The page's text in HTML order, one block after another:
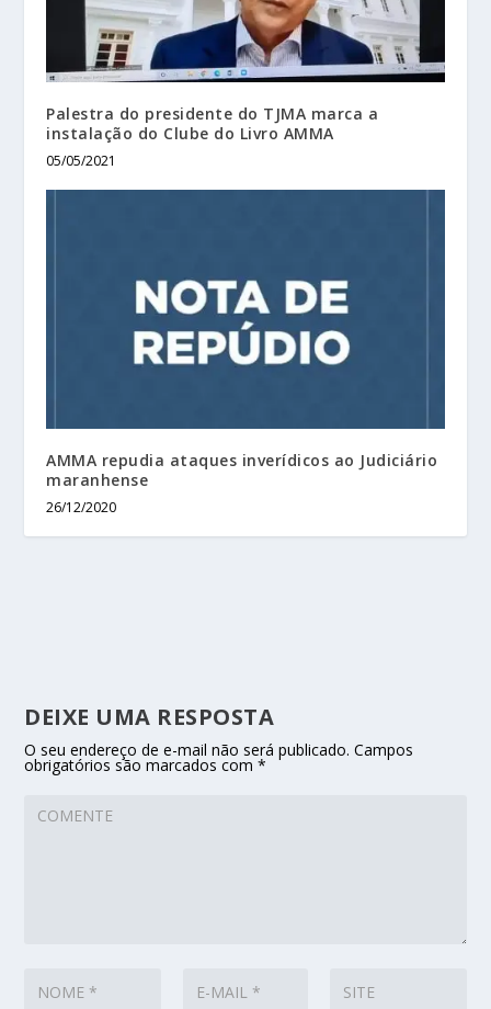
Palestra do presidente do TJMA marca a
instalação do Clube do Livro AMMA
05/05/2021
AMMA repudia ataques inverídicos ao Judiciário
maranhense
26/12/2020
DEIXE UMA RESPOSTA
O seu endereço de e-mail não será publicado. Campos
obrigatórios são marcados com*